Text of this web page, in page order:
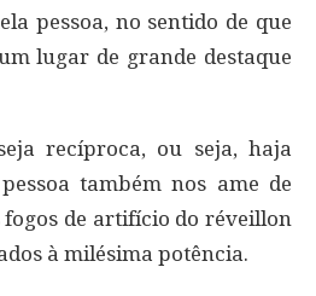
pessoa, no sentido de que
lugar de grande destaque
recíproca, ou seja, haja
também nos ame de
fogos de artifício do réveillon
à milésima potência.